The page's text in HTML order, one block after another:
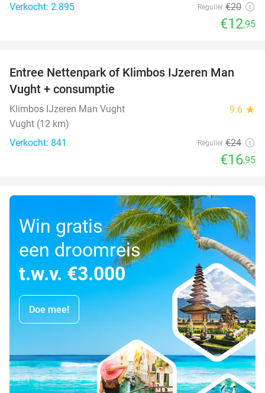
Verkocht: 2.895
Regulier €20
€12,95
29%
Entree Nettenpark of Klimbos IJzeren Man
Vught + consumptie
Klimbos IJzeren Man Vught 9.6 star
Vught (12 km)
Verkocht: 841
Regulier €24
€16,95
Win gratis
een droomreis
t.w.v. €3.000
Doe mee!